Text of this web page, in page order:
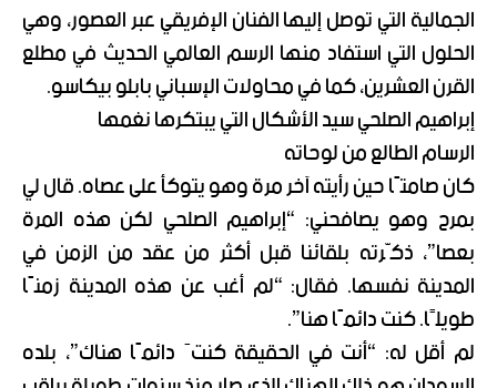
الجمالية التي توصل إليها الفنان الإفريقي عبر العصور، وهي
الحلول التي استفاد منها الرسم العالمي الحديث في مطلع
القرن العشرين، كما في محاولات الإسباني بابلو بيكاسو.
إبراهيم الصلحي سيد الأشكال التي يبتكرها نغمها
الرسام الطالع من لوحاته
كان صامتًا حين رأيته آخر مرة وهو يتوكأ على عصاه. قال لي
بمرح وهو يصافحني: “إبراهيم الصلحي لكن هذه المرة
بعصا”، ذكّرته بلقائنا قبل أكثر من عقد من الزمن في
المدينة نفسها. فقال: “لم أغب عن هذه المدينة زمنًا
طويلًا. كنت دائمًا هنا”.
لم أقل له: “أنت في الحقيقة كنتَ دائمًا هناك”، بلده